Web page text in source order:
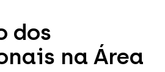
dos
na Área